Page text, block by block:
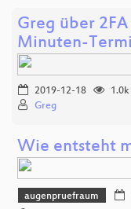
Greg über
Minuten-
2019-12-18
1.0k
Greg
Wie entsteht
augenpruefraum